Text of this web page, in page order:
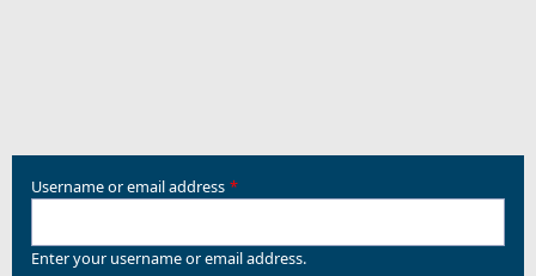
Username or email address
Enter your username or email address.